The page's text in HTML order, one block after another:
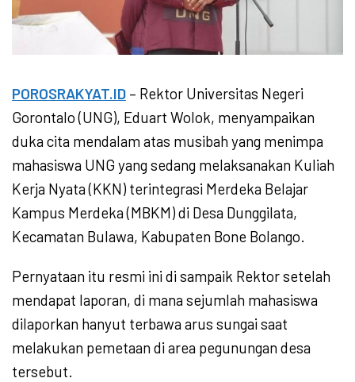
POROSRAKYAT.ID – Rektor Universitas Negeri
Gorontalo (UNG), Eduart Wolok, menyampaikan
duka cita mendalam atas musibah yang menimpa
mahasiswa UNG yang sedang melaksanakan Kuliah
Kerja Nyata (KKN) terintegrasi Merdeka Belajar
Kampus Merdeka (MBKM) di Desa Dunggilata,
Kecamatan Bulawa, Kabupaten Bone Bolango.
Pernyataan itu resmi ini di sampaik Rektor setelah
mendapat laporan, di mana sejumlah mahasiswa
dilaporkan hanyut terbawa arus sungai saat
melakukan pemetaan di area pegunungan desa
tersebut.